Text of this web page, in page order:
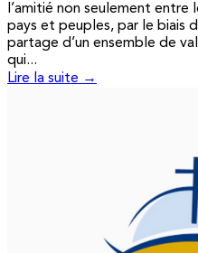
l’amitié non seulement entre
pays et peuples, par le biais
partage d’un ensemble de
qui...
Lire la suite →